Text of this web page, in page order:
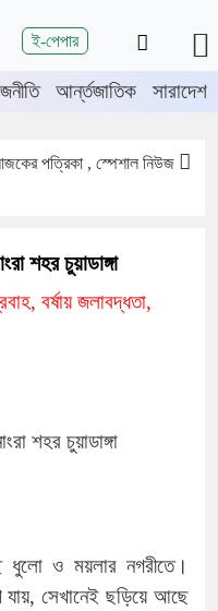
ই-পেপার
চুয়াডাঙ্গায় সওজের বাসভবন
আর্ন্তজাতিক সারাদেশ
পত্রিকা , স্পেশাল নিউজ
শহর চুয়াডাঙ্গা
বর্ষায় জলাবদ্ধতা,
ধুলো ও ময়লার নগরীতে।
সেখানেই ছড়িয়ে আছে